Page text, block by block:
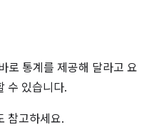
로 통계를 제공해 달라고 요
수 있습니다.
참고하세요.